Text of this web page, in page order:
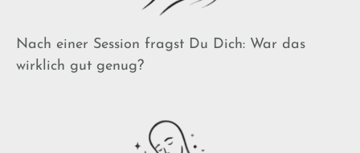
Nach einer Session fragst Du Dich: War das
wirklich gut genug?